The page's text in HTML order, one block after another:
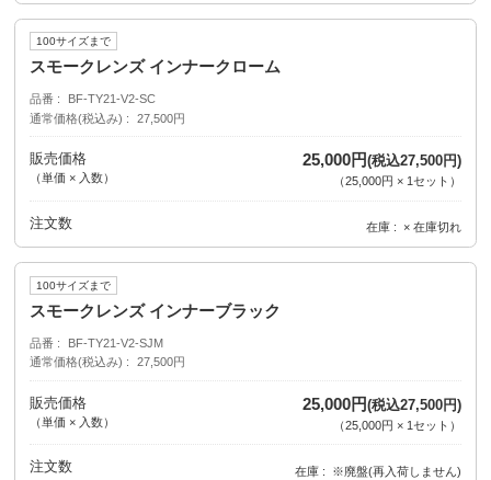
100サイズまで
スモークレンズ インナークローム
品番
BF-TY21-V2-SC
通常価格(税込み)
27,500円
販売価格
（単価 × 入数）
25,000円(税込27,500円)
（25,000円 × 1セット ）
注文数 在庫 × 在庫切れ
100サイズまで
スモークレンズ インナーブラック
品番
BF-TY21-V2-SJM
通常価格(税込み)
27,500円
販売価格
（単価 × 入数）
25,000円(税込27,500円)
（25,000円 × 1セット ）
注文数 在庫 ※廃盤(再入荷しません)